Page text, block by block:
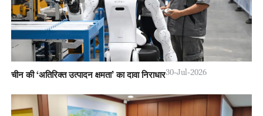
चीन की ‘अतिरिक्त उत्पादन क्षमता’ का दावा निराधार30-Jul-2026